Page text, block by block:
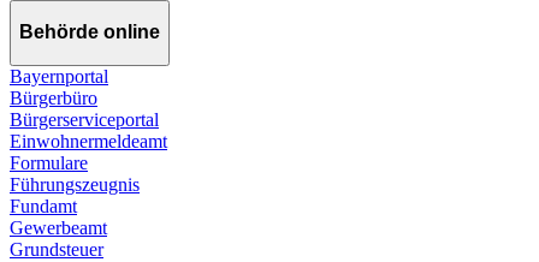
Behörde online
Bayernportal
Bürgerbüro
Bürgerserviceportal
Einwohnermeldeamt
Formulare
Führungszeugnis
Fundamt
Gewerbeamt
Grundsteuer